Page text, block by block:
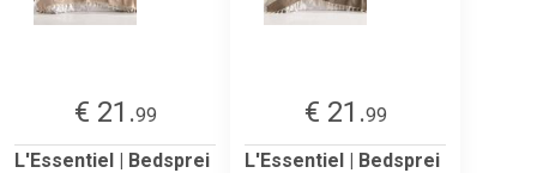
€ 21.99
L'Essentiel | Bedsprei
€ 21.99
L'Essentiel | Bedsprei